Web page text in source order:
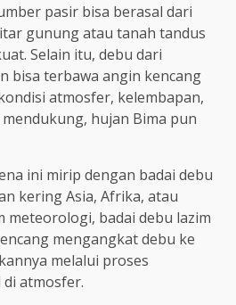
pasir bisa berasal dari
gunung atau tanah tandus
Selain itu, debu dari
bisa terbawa angin kencang
atmosfer, kelembapan,
hujan Bima pun
ini mirip dengan badai debu
kering Asia, Afrika, atau
meteorologi, badai debu lazim
mengangkat debu ke
melalui proses
atmosfer.